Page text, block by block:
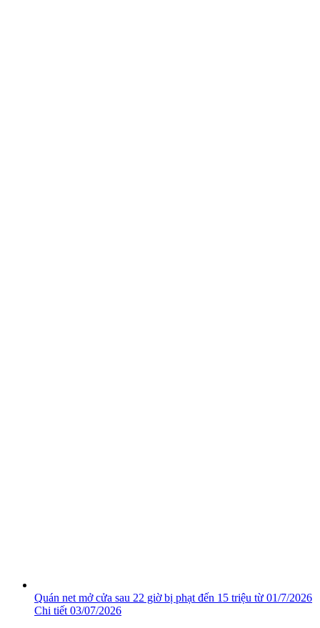
Quán net mở cửa sau 22 giờ bị phạt đến 15 triệu từ 01/7/2026
Chi tiết 03/07/2026